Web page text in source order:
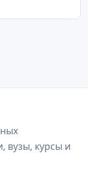
вузы, курсы и